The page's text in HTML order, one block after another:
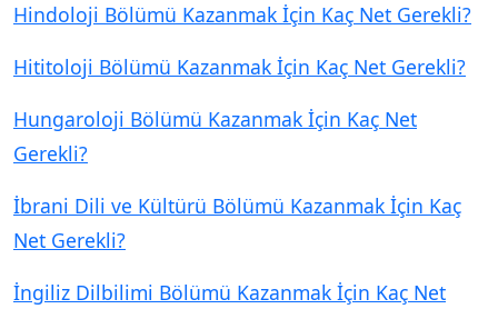
Hindoloji Bölümü Kazanmak İçin Kaç Net Gerekli?
Hititoloji Bölümü Kazanmak İçin Kaç Net Gerekli?
Hungaroloji Bölümü Kazanmak İçin Kaç Net
Gerekli?
İbrani Dili ve Kültürü Bölümü Kazanmak İçin Kaç
Net Gerekli?
İngiliz Dilbilimi Bölümü Kazanmak İçin Kaç Net